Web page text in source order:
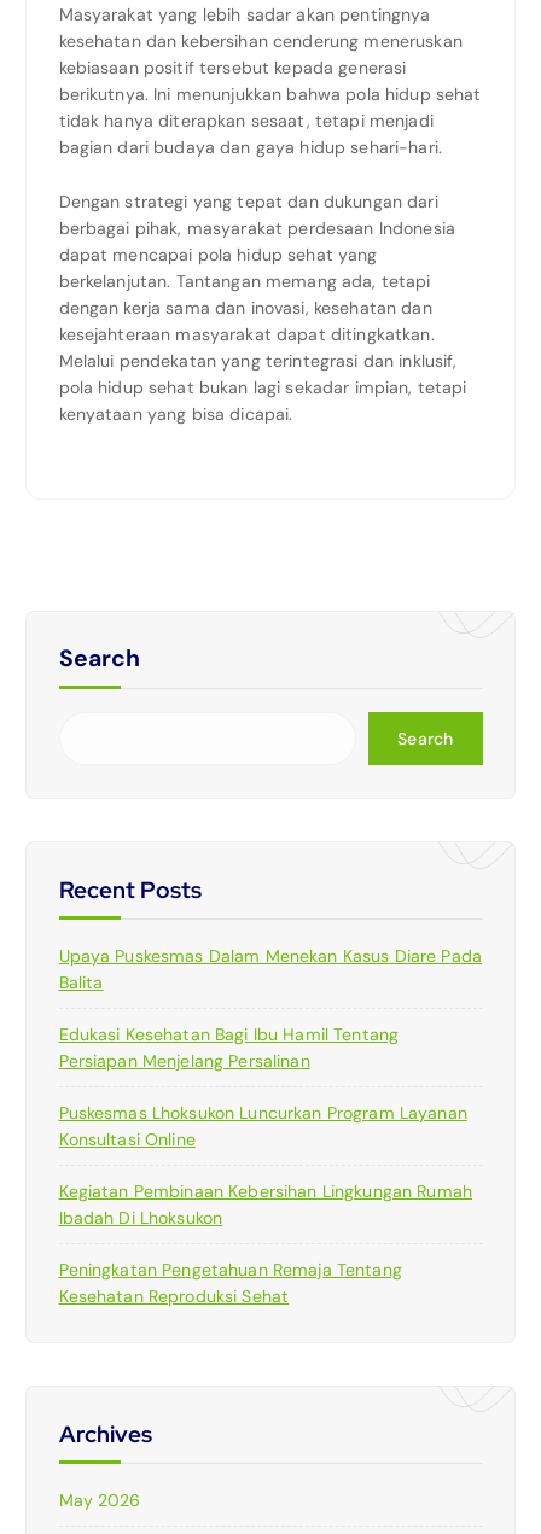
Masyarakat yang lebih sadar akan pentingnya
kesehatan dan kebersihan cenderung meneruskan
kebiasaan positif tersebut kepada generasi
berikutnya. Ini menunjukkan bahwa pola hidup sehat
tidak hanya diterapkan sesaat, tetapi menjadi
bagian dari budaya dan gaya hidup sehari-hari.
Dengan strategi yang tepat dan dukungan dari
berbagai pihak, masyarakat perdesaan Indonesia
dapat mencapai pola hidup sehat yang
berkelanjutan. Tantangan memang ada, tetapi
dengan kerja sama dan inovasi, kesehatan dan
kesejahteraan masyarakat dapat ditingkatkan.
Melalui pendekatan yang terintegrasi dan inklusif,
pola hidup sehat bukan lagi sekadar impian, tetapi
kenyataan yang bisa dicapai.
Search
Search
Recent Posts
Upaya Puskesmas Dalam Menekan Kasus Diare Pada
Balita
Edukasi Kesehatan Bagi Ibu Hamil Tentang
Persiapan Menjelang Persalinan
Puskesmas Lhoksukon Luncurkan Program Layanan
Konsultasi Online
Kegiatan Pembinaan Kebersihan Lingkungan Rumah
Ibadah Di Lhoksukon
Peningkatan Pengetahuan Remaja Tentang
Kesehatan Reproduksi Sehat
Archives
May 2026